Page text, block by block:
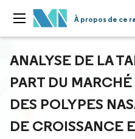
À propos de ce
ANALYSE DE LA
PART DU
DES POLYPES
DE CROISSANCE